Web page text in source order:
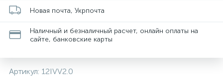
Новая почта, Укрпочта
Наличный и безналичный расчет, онлайн оплаты на
сайте, банковские карты
Артикул: 12IVV2.0